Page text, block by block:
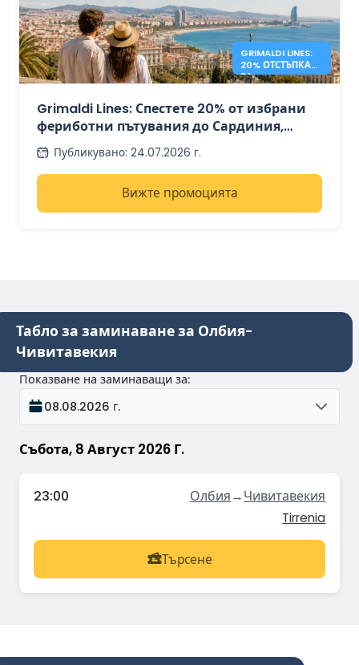
GRIMALDI LINES:
20% ОТСТЪПКА
ЗА
РСКИ ФЕРИБОТИ
Grimaldi Lines: Спестете 20% от избрани
фериботни пътувания до Сардиния,
Сицилия и Испания
Публикувано: 24.07.2026 г.
Вижте промоцията
Табло за заминаване за Олбия-
Чивитавекия
Събота, 8 Август 2026 Г.
Показване на заминаващи за:
08.08.2026 г.
23:00 Олбия→Чивитавекия
Tirrenia
Търсене